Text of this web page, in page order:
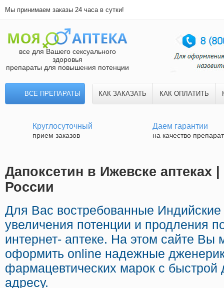
Мы принимаем заказы 24 часа в сутки!
все для Вашего сексуального
здоровья
препараты для повышения потенции
ВСЕ ПРЕПАРАТЫ КАК ЗАКАЗАТЬ КАК ОПЛАТИТЬ
Круглосуточный
прием заказов
Даем гарантии
на качество
Дапоксетин в Ижевске аптеках
России
Для Вас востребованные
увеличения потенции и продления
интернет- аптеке. На этом сайте Вы
оформить online надежные
фармацевтических марок с
адресу.